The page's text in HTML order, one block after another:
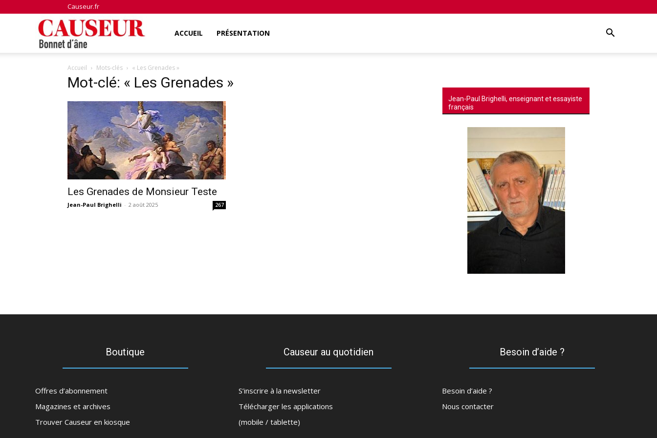
Causeur.fr
d'âne
ACCUEIL PRÉSENTATION
Accueil Mots-clés « Les Grenades »
Mot-clé: « Les Grenades »
Les Grenades de Monsieur Teste
Jean-Paul Brighelli - 2 août 2025 267
Jean-Paul Brighelli, enseignant et essayiste
français
Boutique
Offres d’abonnement
Magazines et archives
Trouver Causeur en kiosque
Causeur au quotidien
S’inscrire à la newsletter
Télécharger les applications
(mobile / tablette)
Besoin d’aide ?
Besoin d’aide ?
Nous contacter